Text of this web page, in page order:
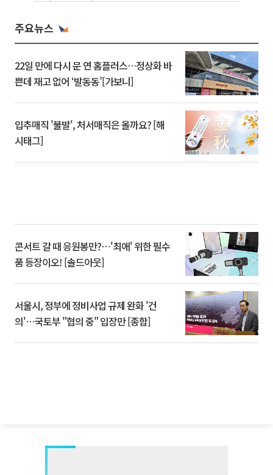
주요뉴스
22일 만에 다시 문 연 홈플러스…정상화 바
쁜데 재고 없어 ‘발동동’[가보니]
입추매직 '불발', 처서매직은 올까요? [해
시태그]
콘서트 갈 때 응원봉만?⋯'최애' 위한 필수
품 등장이오! [솔드아웃]
서울시, 정부에 정비사업 규제 완화 '건
의'⋯국토부 "협의 중" 입장만 [종합]